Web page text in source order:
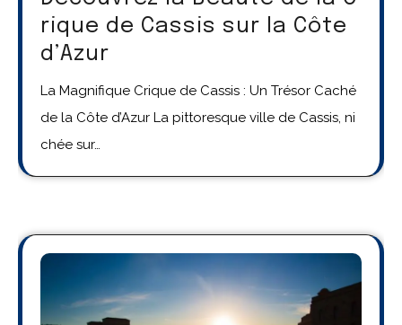
rique de Cassis sur la Côte
d’Azur
La Magnifique Crique de Cassis : Un Trésor Caché
de la Côte d’Azur La pittoresque ville de Cassis, ni
chée sur…